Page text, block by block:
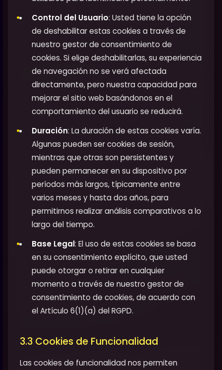
Control del Usuario: Usted tiene la opción
de deshabilitar estas cookies a través de
nuestro gestor de consentimiento de
cookies. Si elige deshabilitarlas, su experiencia
de navegación no se verá afectada
directamente, pero nuestra capacidad para
mejorar el sitio web basándonos en el
comportamiento del usuario se reducirá.
Duración: La duración de estas cookies varía.
Algunas pueden ser cookies de sesión,
mientras que otras son persistentes y
pueden permanecer en su dispositivo por
períodos más largos, típicamente entre
varios meses y hasta dos años, para
permitirnos realizar análisis comparativos a lo
largo del tiempo.
Base Legal: El uso de estas cookies se basa
en su consentimiento explícito, que usted
puede otorgar o retirar en cualquier
momento a través de nuestro gestor de
consentimiento de cookies, de acuerdo con
el Artículo 6(1)(a) del RGPD.
3.3 Cookies de Funcionalidad
Las cookies de funcionalidad nos permiten